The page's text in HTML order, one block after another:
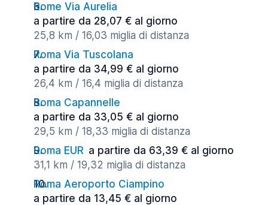
Rome Via Aurelia
a partire da 28,07 € al giorno
25,8 km / 16,03 miglia di distanza
Roma Via Tuscolana
a partire da 34,99 € al giorno
26,4 km / 16,4 miglia di distanza
Roma Capannelle
a partire da 33,05 € al giorno
29,5 km / 18,33 miglia di distanza
Roma EUR a partire da 63,39 € al giorno
31,1 km / 19,32 miglia di distanza
Roma Aeroporto Ciampino
a partire da 13,45 € al giorno